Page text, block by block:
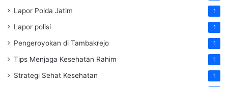
Lapor Polda Jatim 1
Lapor polisi 1
Pengeroyokan di Tambakrejo 1
Tips Menjaga Kesehatan Rahim 1
Strategi Sehat Kesehatan 1